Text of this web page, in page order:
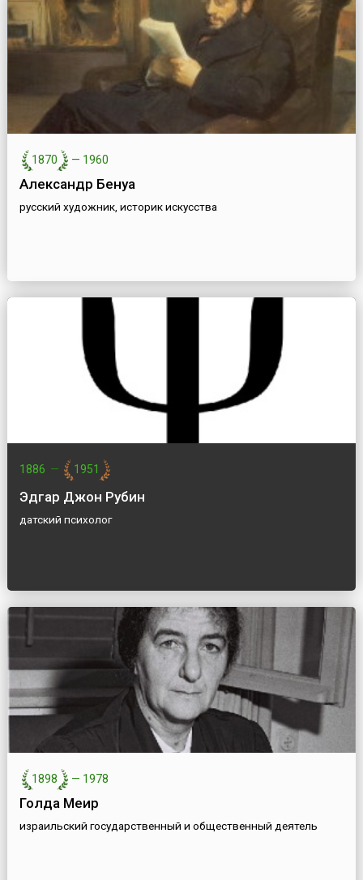
1870 — 1960
Александр Бенуа
русский художник, историк искусства
1886 — 1951
Эдгар Джон Рубин
датский психолог
1898 — 1978
Голда Меир
израильский государственный и общественный деятель